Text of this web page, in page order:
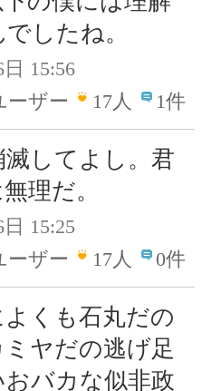
したね。
15:56
ーザー
17人 1件
してよし。君
理だ。
15:25
ーザー
17人 0件
くも石丸だの
ヤだの逃げ足
バカな似非政